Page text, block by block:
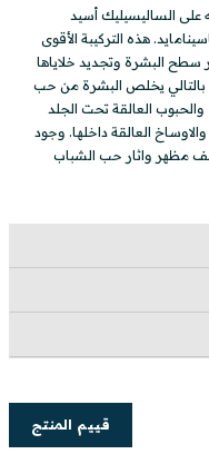
على الساليسيليك أسيد
هذه التركيبة الأقوى
البشرة وتجديد خلاياها
بالتالي يخلص البشرة من حب
العالقة تحت الجلد
العالقة داخلها. وجود
مظهر واثار حب الشباب
قييم المنتج